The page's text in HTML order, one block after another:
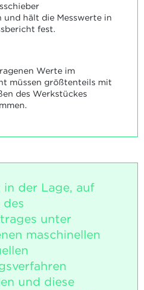
und hält die Messwerte in
fest.
Werte im
müssen größtenteils mit
des Werkstückes
der Lage, auf
des
unter
maschinellen
und diese